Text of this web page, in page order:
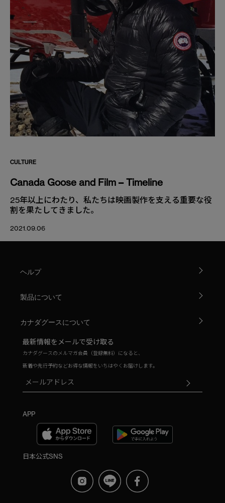
CULTURE
Canada Goose and Film – Timeline
25年以上にわたり、私たちは映画製作を支える重要な役
割を果たしてきました。
2021.09.06
ヘルプ
製品について
カナダグースについて
最新情報をメールで受け取る
カナダグースのメルマガ会員（登録無料）になると、
新着や先行予約などお得な情報をいちはやくお届けします。
APP
日本公式SNS